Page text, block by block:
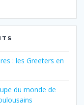
: les Greeters en
du monde de